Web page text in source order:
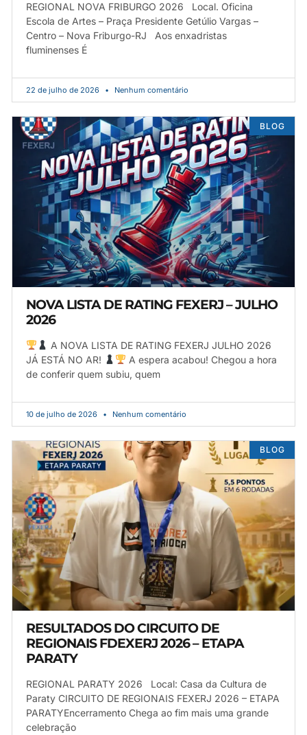
REGIONAL NOVA FRIBURGO 2026 Local. Oficina
Escola de Artes – Praça Presidente Getúlio Vargas –
Centro – Nova Friburgo-RJ Aos enxadristas
fluminenses É
22 de julho de 2026 Nenhum comentário
BLOG
NOVA LISTA DE RATING FEXERJ – JULHO
2026
A NOVA LISTA DE RATING FEXERJ JULHO 2026
JÁ ESTÁ NO AR!
A espera acabou! Chegou a hora
de conferir quem subiu, quem
10 de julho de 2026 Nenhum comentário
BLOG
RESULTADOS DO CIRCUITO DE
REGIONAIS FDEXERJ 2026 – ETAPA
PARATY
REGIONAL PARATY 2026 Local: Casa da Cultura de
Paraty CIRCUITO DE REGIONAIS FEXERJ 2026 – ETAPA
PARATYEncerramento Chega ao fim mais uma grande
celebração